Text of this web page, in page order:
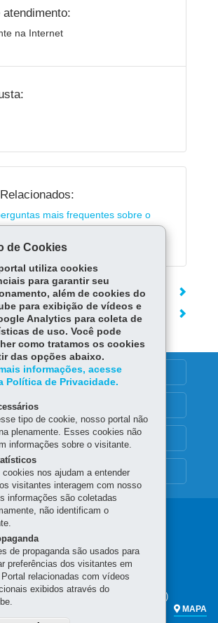
atendimento:
na Internet
mais frequentes sobre o
do ITCMD
SITE
CORRUPÇÃO
INSTITUCIONAL
DA FAZENDA
(não há atendimento ao público)
445 - Centro
MAPA
de Cookies
utiliza cookies
para garantir seu
além de cookies do
para exibição de vídeos e
Analytics para coleta de
de uso. Você pode
como tratamos os cookies
das opções abaixo.
informações, acesse
Política de Privacidade.
tipo de cookie, nosso portal não
plenamente. Esses cookies não
informações sobre o visitante.
cookies nos ajudam a entender
visitantes interagem com nosso
informações são coletadas
não identificam o
de propaganda são usados para
preferências dos visitantes em
relacionadas com vídeos
exibidos através do